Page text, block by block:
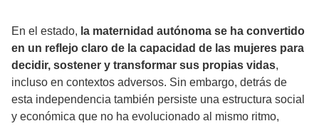
En el estado, la maternidad autónoma se ha convertido
en un reflejo claro de la capacidad de las mujeres para
decidir, sostener y transformar sus propias vidas,
incluso en contextos adversos. Sin embargo, detrás de
esta independencia también persiste una estructura social
y económica que no ha evolucionado al mismo ritmo,